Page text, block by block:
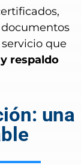
que
respaldo
una